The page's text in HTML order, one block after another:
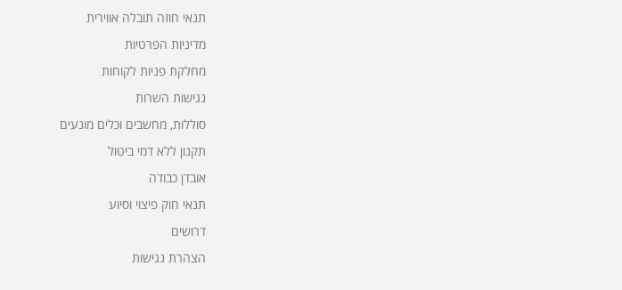
תנאי חוזה תובלה אווירית
מדיניות הפרטיות
מחלקת פניות לקוחות
נגישות השרות
סוללות, מחשבים וכלים מונעים
תקנון ללא דמי ביטול
אובדן כבודה
תנאי חוק פיצוי וסיוע
דרושים
הצהרת נגישות